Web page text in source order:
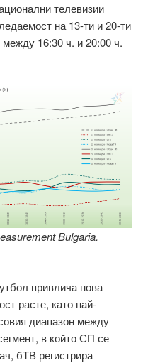
телевизии
на 13-ти и 20-ти
16:30 ч. и 20:00 ч.
Bulgaria.
привлича нова
расте, като най-
диапазон между
в който СП се
бТВ регистрира